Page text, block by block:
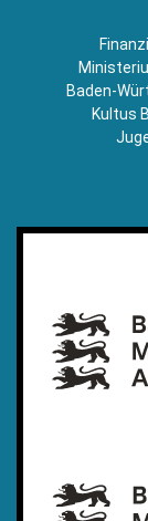
Baden-
Kultus